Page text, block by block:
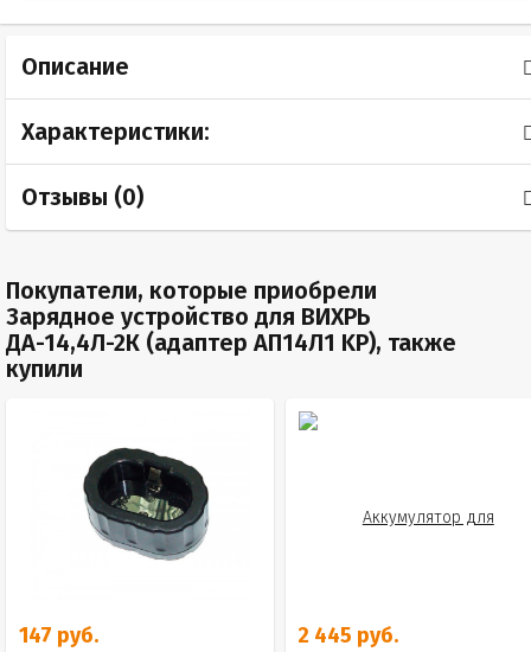
Описание
Характеристики:
Отзывы (0)
Покупатели, которые приобрели
Зарядное устройство для ВИХРЬ
ДА-14,4Л-2К (адаптер АП14Л1 KP), также
купили
147 руб. 2 445 руб.